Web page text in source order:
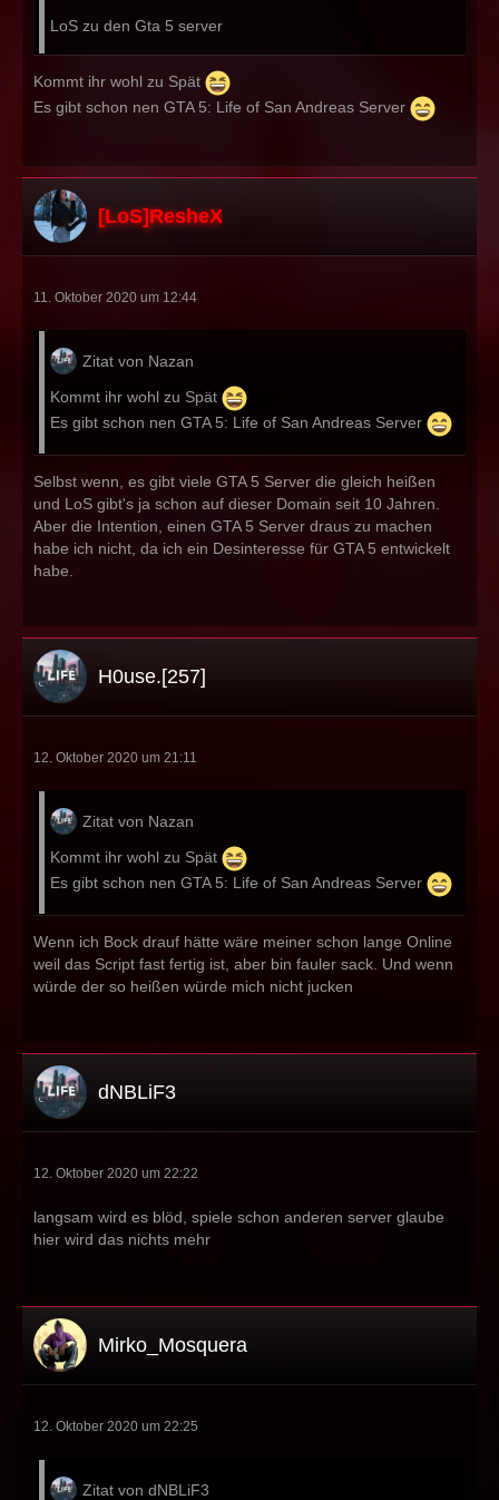
LoS zu den Gta 5 server
Kommt ihr wohl zu Spät
Es gibt schon nen GTA 5: Life of San Andreas Server
[LoS]ResheX
11. Oktober 2020 um 12:44
Zitat von Nazan
Kommt ihr wohl zu Spät
Es gibt schon nen GTA 5: Life of San Andreas Server
Selbst wenn, es gibt viele GTA 5 Server die gleich heißen
und LoS gibt's ja schon auf dieser Domain seit 10 Jahren.
Aber die Intention, einen GTA 5 Server draus zu machen
habe ich nicht, da ich ein Desinteresse für GTA 5 entwickelt
habe.
H0use.[257]
12. Oktober 2020 um 21:11
Zitat von Nazan
Kommt ihr wohl zu Spät
Es gibt schon nen GTA 5: Life of San Andreas Server
Wenn ich Bock drauf hätte wäre meiner schon lange Online
weil das Script fast fertig ist, aber bin fauler sack. Und wenn
würde der so heißen würde mich nicht jucken
dNBLiF3
12. Oktober 2020 um 22:22
langsam wird es blöd, spiele schon anderen server glaube
hier wird das nichts mehr
Mirko_Mosquera
12. Oktober 2020 um 22:25
Zitat von dNBLiF3